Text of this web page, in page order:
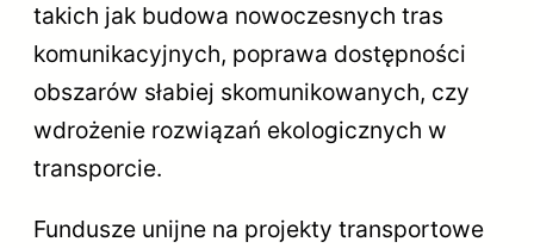
takich jak budowa nowoczesnych tras
komunikacyjnych, poprawa dostępności
obszarów słabiej skomunikowanych, czy
wdrożenie rozwiązań ekologicznych w
transporcie.
Fundusze unijne na projekty transportowe